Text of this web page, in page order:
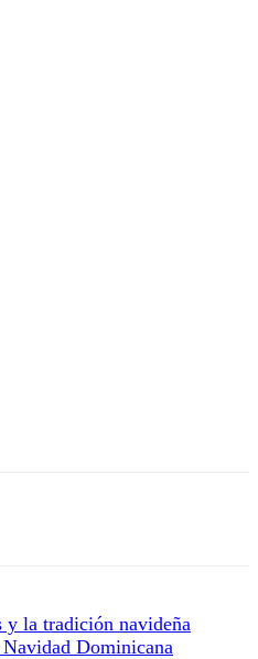
y la tradición navideña
Dominicana